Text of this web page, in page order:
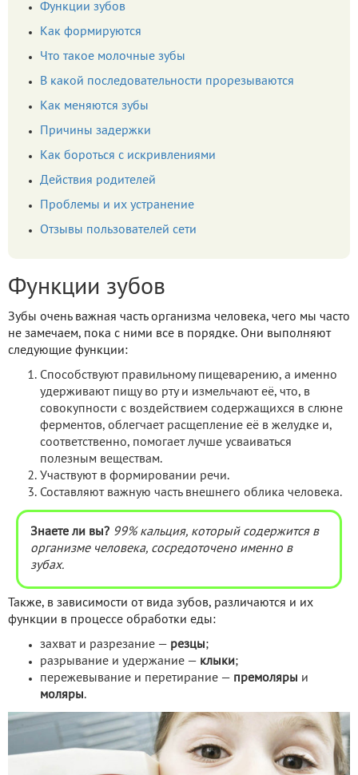
Функции зубов
Как формируются
Что такое молочные зубы
В какой последовательности прорезываются
Как меняются зубы
Причины задержки
Как бороться с искривлениями
Действия родителей
Проблемы и их устранение
Отзывы пользователей сети
Функции зубов
Зубы очень важная часть организма человека, чего мы часто
не замечаем, пока с ними все в порядке. Они выполняют
следующие функции:
Способствуют правильному пищеварению, а именно
удерживают пищу во рту и измельчают её, что, в
совокупности с воздействием содержащихся в слюне
ферментов, облегчает расщепление её в желудке и,
соответственно, помогает лучше усваиваться
полезным веществам.
Участвуют в формировании речи.
Составляют важную часть внешнего облика человека.
Знаете ли вы? 99% кальция, который содержится в
организме человека, сосредоточено именно в
зубах.
Также, в зависимости от вида зубов, различаются и их
функции в процессе обработки еды:
захват и разрезание — резцы;
разрывание и удержание — клыки;
пережевывание и перетирание — премоляры и
моляры.